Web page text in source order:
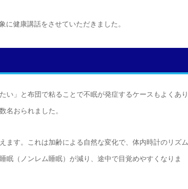
健康講話をさせていただきました。
い」と布団で粘ることで不眠が発症するケースもよくあり
名おられました。
ます。これは加齢による自然な変化で、体内時計のリズム
眠（ノンレム睡眠）が減り、途中で目覚めやすくなりま